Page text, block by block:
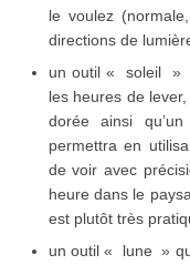
le voulez
directions de
un outil « soleil »
les heures de
dorée ainsi
permettra en
de voir avec
heure dans le
est plutôt très
un outil « lune »